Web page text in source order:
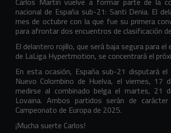
nacional de España sub-21: Santi Denia. El
mes de octubre con la que fue su primera
para afrontar dos encuentros de clasificación
El delantero rojillo, que será baja segura para
de LaLiga Hypertmotion, se concentrará el
En esta ocasión, España sub-21 disputará
Nuevo Colombino de Huelva, el viernes, 17
medirse al combinado belga el martes,
Lovaina. Ambos partidos serán de
Campeonato de Europa de 2025.
¡Mucha suerte Carlos!